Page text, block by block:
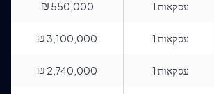
עסקאות 1
₪ 550,000
עסקאות 1
₪3,100,000
עסקאות 1
₪ 2,740,000